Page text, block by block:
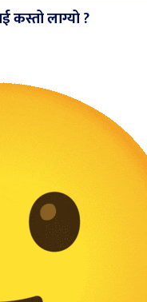
कस्तो लाग्यो ?